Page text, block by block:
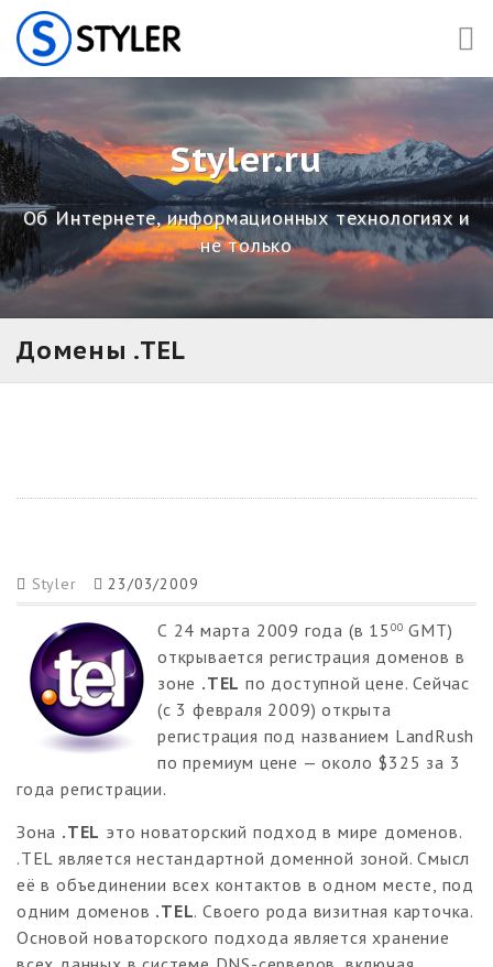
Skip
to
content
Styler.ru
Об Интернете, информационных технологиях и
не только
Домены .TEL
Styler 23/03/2009
С 24 марта 2009 года (в 15 00 GMT)
открывается регистрация доменов в
зоне .TEL по доступной цене. Сейчас
(с 3 февраля 2009) открыта
регистрация под названием LandRush
по премиум цене — около $325 за 3
года регистрации.
Зона .TEL это новаторский подход в мире доменов.
.TEL является нестандартной доменной зоной. Смысл
её в объединении всех контактов в одном месте, под
одним доменов .TEL. Своего рода визитная карточка.
Основой новаторского подхода является хранение